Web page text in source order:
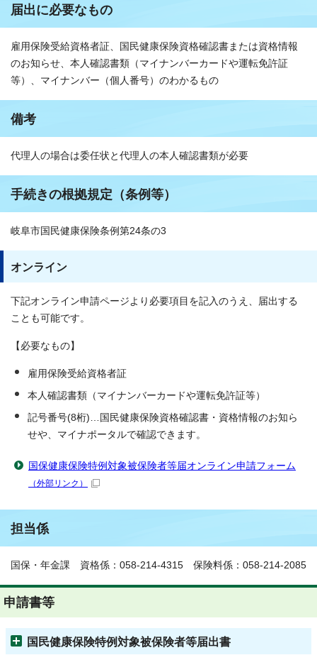
届出に必要なもの
雇用保険受給資格者証、国民健康保険資格確認書または資格情報
のお知らせ、本人確認書類（マイナンバーカードや運転免許証
等）、マイナンバー（個人番号）のわかるもの
備考
代理人の場合は委任状と代理人の本人確認書類が必要
手続きの根拠規定（条例等）
岐阜市国民健康保険条例第24条の3
オンライン
下記オンライン申請ページより必要項目を記入のうえ、届出する
ことも可能です。
【必要なもの】
雇用保険受給資格者証
本人確認書類（マイナンバーカードや運転免許証等）
記号番号(8桁)…国民健康保険資格確認書・資格情報のお知ら
せや、マイナポータルで確認できます。
国保健康保険特例対象被保険者等届オンライン申請フォーム
（外部リンク）
担当係
国保・年金課 資格係：058-214-4315 保険料係：058-214-2085
申請書等
国民健康保険特例対象被保険者等届出書